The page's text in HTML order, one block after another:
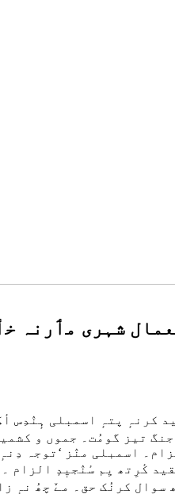
شہری مٲرنہ
کرنہٕ پتہٕ اسمبلی ہٕنٛدِس
تیز گومُت۔ جموں و
اسمبلی منٛز ‘توجہ
کٔرِتھ یِم سٔنٛجیٖدٕ الزام
کرنُک حق۔ مےٚ چھُ نہٕ